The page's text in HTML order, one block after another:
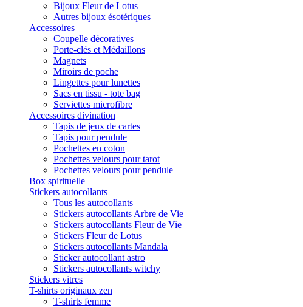
Bijoux Fleur de Lotus
Autres bijoux ésotériques
Accessoires
Coupelle décoratives
Porte-clés et Médaillons
Magnets
Miroirs de poche
Lingettes pour lunettes
Sacs en tissu - tote bag
Serviettes microfibre
Accessoires divination
Tapis de jeux de cartes
Tapis pour pendule
Pochettes en coton
Pochettes velours pour tarot
Pochettes velours pour pendule
Box spirituelle
Stickers autocollants
Tous les autocollants
Stickers autocollants Arbre de Vie
Stickers autocollants Fleur de Vie
Stickers Fleur de Lotus
Stickers autocollants Mandala
Sticker autocollant astro
Stickers autocollants witchy
Stickers vitres
T-shirts originaux zen
T-shirts femme